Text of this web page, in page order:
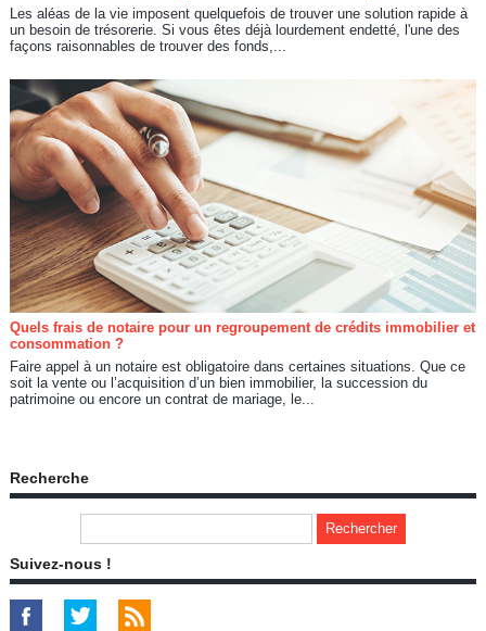
Les aléas de la vie imposent quelquefois de trouver une solution rapide à
un besoin de trésorerie. Si vous êtes déjà lourdement endetté, l'une des
façons raisonnables de trouver des fonds,...
Quels frais de notaire pour un regroupement de crédits immobilier et
consommation ?
Faire appel à un notaire est obligatoire dans certaines situations. Que ce
soit la vente ou l’acquisition d’un bien immobilier, la succession du
patrimoine ou encore un contrat de mariage, le...
Recherche
Suivez-nous !